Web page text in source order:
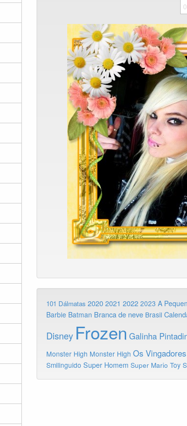
0
101 Dálmatas 2020 2021 2022 2023 A
Barbie Batman Branca de neve Brasil
Disney Frozen Galinha
Monster High Monster High Os Vingadores
Smilinguido Super Homem Super Mario Toy